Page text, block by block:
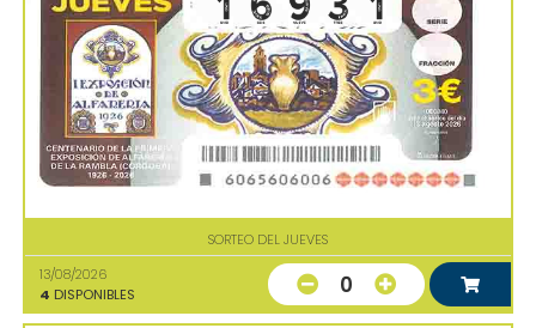
SORTEO DEL JUEVES
13/08/2026
4 DISPONIBLES 0